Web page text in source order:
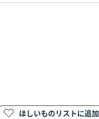
ほしいものリストに追加